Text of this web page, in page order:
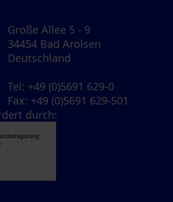
Große Allee 5 - 9
34454 Bad Arolsen
Deutschland
Tel: +49 (0)5691 629-0
Fax: +49 (0)5691 629-501
durch: